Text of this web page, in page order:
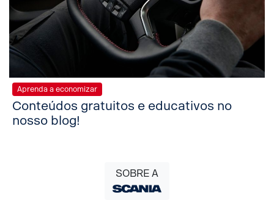
Aprenda a economizar
Conteúdos gratuitos e educativos no
nosso blog!
SOBRE A